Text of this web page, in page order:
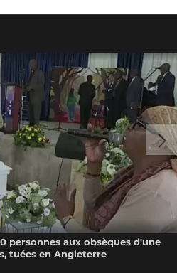
personnes aux obsèques d'une
tuées en Angleterre